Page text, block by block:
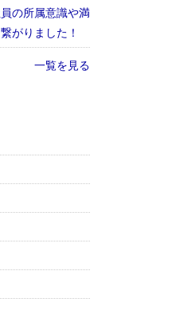
の所属意識や満
がりました！
一覧を見る